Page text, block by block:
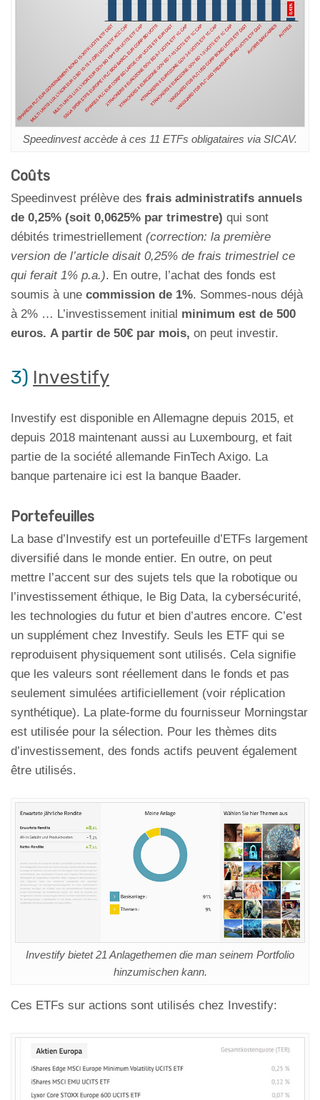
Speedinvest accède à ces 11 ETFs obligataires via SICAV.
Coûts
Speedinvest prélève des frais administratifs annuels
de 0,25% (soit 0,0625% par trimestre) qui sont
débités trimestriellement (correction: la première
version de l’article disait 0,25% de frais trimestriel ce
qui ferait 1% p.a.). En outre, l’achat des fonds est
soumis à une commission de 1%. Sommes-nous déjà
à 2% … L’investissement initial minimum est de 500
euros. A partir de 50€ par mois, on peut investir.
3) Investify
Investify est disponible en Allemagne depuis 2015, et
depuis 2018 maintenant aussi au Luxembourg, et fait
partie de la société allemande FinTech Axigo. La
banque partenaire ici est la banque Baader.
Portefeuilles
La base d’Investify est un portefeuille d’ETFs largement
diversifié dans le monde entier. En outre, on peut
mettre l’accent sur des sujets tels que la robotique ou
l’investissement éthique, le Big Data, la cybersécurité,
les technologies du futur et bien d’autres encore. C’est
un supplément chez Investify. Seuls les ETF qui se
reproduisent physiquement sont utilisés. Cela signifie
que les valeurs sont réellement dans le fonds et pas
seulement simulées artificiellement (voir réplication
synthétique). La plate-forme du fournisseur Morningstar
est utilisée pour la sélection. Pour les thèmes dits
d’investissement, des fonds actifs peuvent également
être utilisés.
Investify bietet 21 Anlagethemen die man seinem Portfolio
hinzumischen kann.
Ces ETFs sur actions sont utilisés chez Investify: